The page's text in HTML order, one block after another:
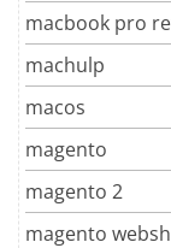
macbook pro
machulp
macos
magento
magento 2
magento